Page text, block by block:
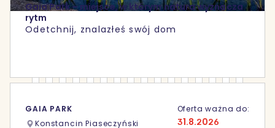
Gaia Park – miejsce, w którym natura wyznacza
rytm
Odetchnij, znalazłeś swój dom
GAIA PARK
Konstancin Piaseczyński
Oferta ważna do:
31.8.2026